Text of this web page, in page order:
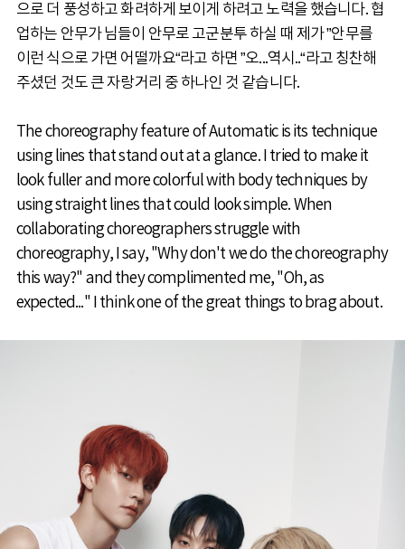
으로 더 풍성하고 화려하게 보이게 하려고 노력을 했습니다. 협
업하는 안무가 님들이 안무로 고군분투 하실 때 제가 ”안무를
이런 식으로 가면 어떨까요“라고 하면 ”오...역시..“라고 칭찬해
주셨던 것도 큰 자랑거리 중 하나인 것 같습니다.
The choreography feature of Automatic is its technique
using lines that stand out at a glance. I tried to make it
look fuller and more colorful with body techniques by
using straight lines that could look simple. When
collaborating choreographers struggle with
choreography, I say, "Why don't we do the choreography
this way?" and they complimented me, "Oh, as
expected..." I think one of the great things to brag about.